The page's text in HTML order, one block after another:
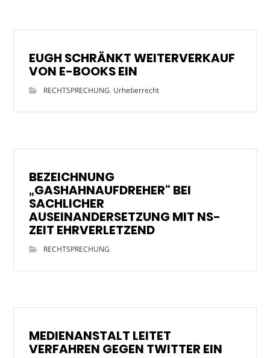
EUGH SCHRÄNKT WEITERVERKAUF
VON E-BOOKS EIN
RECHTSPRECHUNG, Urheberrecht
BEZEICHNUNG
„GASHAHNAUFDREHER“ BEI
SACHLICHER
AUSEINANDERSETZUNG MIT NS-
ZEIT EHRVERLETZEND
RECHTSPRECHUNG
MEDIENANSTALT LEITET
VERFAHREN GEGEN TWITTER EIN